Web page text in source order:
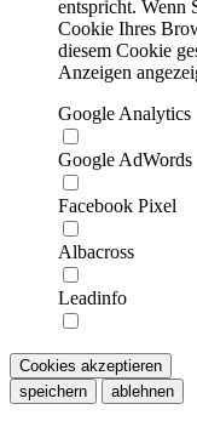
entspricht. Wenn
Cookie Ihres
diesem Cookie
Anzeigen
Google Analytics
Google AdWords
Facebook Pixel
Albacross
Leadinfo
Cookies akzeptieren
speichern
ablehnen